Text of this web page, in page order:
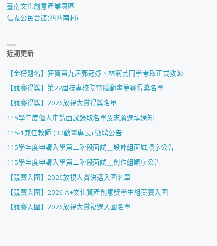
臺南文化創意產業園區
信義公民會館(四四南村)
近期更新
【金榜題名】狂賀第九屆郭冠妤、林莉芸同學考取正式教師
【競賽得獎】第22屆技專校院電腦動畫競賽得獎名單
【競賽得獎】2026放視大賞得獎名單
115學年度個人申請面試錄取名單及志願選填通知
115-1兼任教師 (3D動畫專長) 徵聘公告
115學年度申請入學第二階段面試＿設計組面試順序公告
115學年度申請入學第二階段面試＿創作組順序公告
【競賽入圍】2026放視大賞決選入圍名單
【競賽入圍】2026 A+文化資產創意獎學生組競賽入圍
【競賽入圍】2026放視大賞複選入圍名單